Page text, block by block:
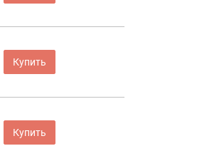
Купить
Купить